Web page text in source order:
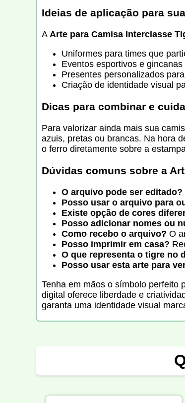
Ideias de aplicação para
A Arte para Camisa Interclasse
Uniformes para times que
Eventos esportivos e
Presentes personalizados
Criação de identidade visual
Dicas para combinar e
Para valorizar ainda mais sua
azuis, pretas ou brancas. Na hora
o ferro diretamente sobre a
Dúvidas comuns sobre a
O arquivo pode ser editado?
Posso usar o arquivo para
Existe opção de cores
Posso adicionar nomes ou
Como recebo o arquivo? O
Posso imprimir em casa?
O que representa o tigre no
Posso usar esta arte para
Tenha em mãos o símbolo perfeito
digital oferece liberdade e
garanta uma identidade visual